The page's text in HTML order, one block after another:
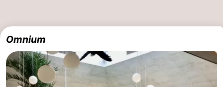
Points
de
vue
Attractions
-
Croisières
-
Omnium